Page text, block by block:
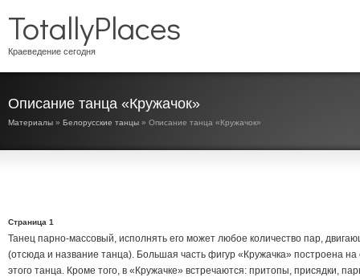
TotallyPlaces
Краеведение сегодня
Описание танца «Кружачок»
Материалы » Белорусские танцы » Описание танца «Кружачок»
Страница 1
Танец парно-массовый, исполнять его может любое количество пар,
(отсюда и название танца). Большая часть фигур «Кружачка» построена
этого танца. Кроме того, в «Кружачке» встречаются: притопы, присядки,